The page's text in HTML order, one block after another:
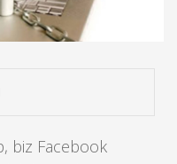
biz Facebook